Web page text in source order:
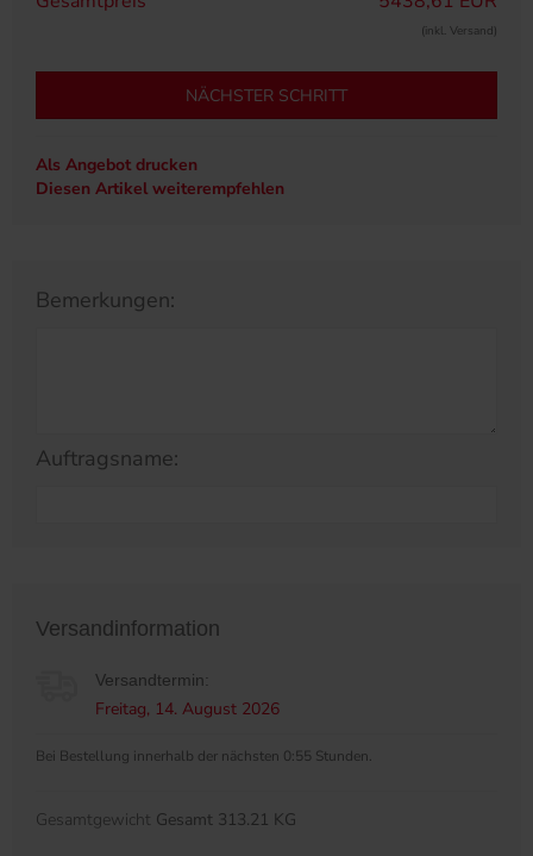
(inkl. Versand)
NÄCHSTER SCHRITT
Als Angebot drucken
Diesen Artikel weiterempfehlen
Bemerkungen:
Auftragsname:
Versandinformation
Versandtermin:
Freitag, 14. August 2026
Bei Bestellung innerhalb der nächsten 0:55 Stunden.
Gesamtgewicht Gesamt 313.21 KG